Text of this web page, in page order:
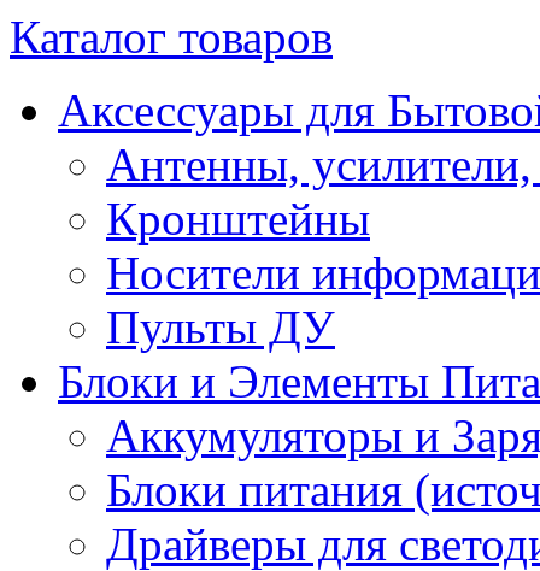
Каталог товаров
Аксессуары для
Антенны, усилители,
Кронштейны
Носители
Пульты ДУ
Блоки и Элементы
Аккумуляторы и
Блоки питания
Драйверы для